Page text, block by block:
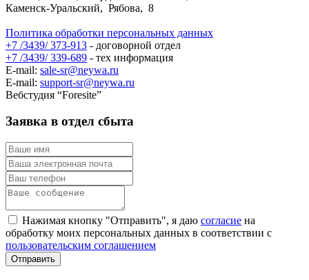
Каменск-Уральский, Рябова, 8
Политика обработки персональных данных
+7 /3439/ 373-913 - договорной отдел
+7 /3439/ 339-689 - тех информация
E-mail: sale-sr@neywa.ru
E-mail: support-sr@neywa.ru
Вебстудия “Foresite”
Заявка в отдел сбыта
Нажимая кнопку "Отправить", я даю согласие на
обработку моих персональных данных в соответствии с
пользовательским соглашением